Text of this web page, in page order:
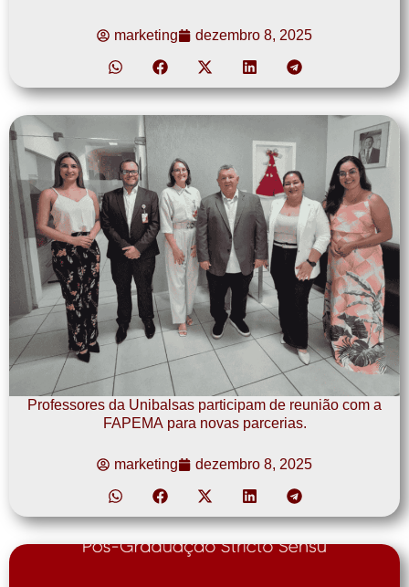
marketing dezembro 8, 2025
Professores da Unibalsas participam de reunião com a
FAPEMA para novas parcerias.
marketing dezembro 8, 2025